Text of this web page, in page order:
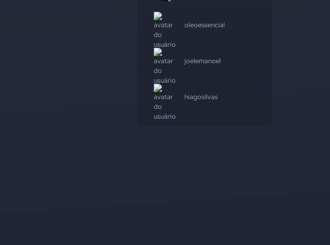
oleoessencial
joelemanoel
hiagosilvas